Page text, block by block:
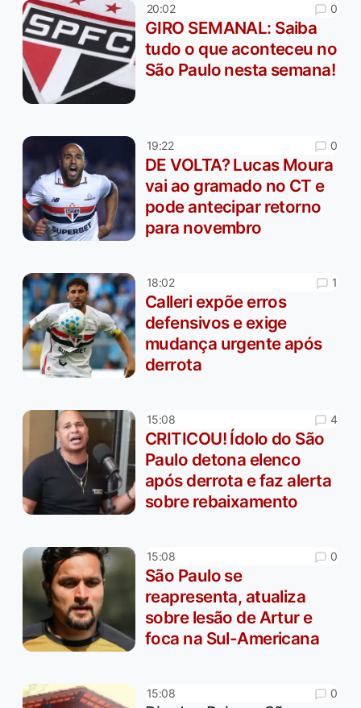
20:02 0
GIRO SEMANAL: Saiba
tudo o que aconteceu no
São Paulo nesta semana!
19:22 0
DE VOLTA? Lucas Moura
vai ao gramado no CT e
pode antecipar retorno
para novembro
18:02 1
Calleri expõe erros
defensivos e exige
mudança urgente após
derrota
15:08 4
CRITICOU! Ídolo do São
Paulo detona elenco
após derrota e faz alerta
sobre rebaixamento
15:08 0
São Paulo se
reapresenta, atualiza
sobre lesão de Artur e
foca na Sul-Americana
15:08 0